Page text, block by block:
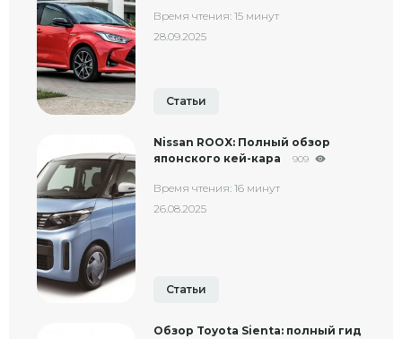
Время чтения: 15 минут
28.09.2025
Статьи
Nissan ROOX: Полный обзор
японского кей-кара
909
Время чтения: 16 минут
26.08.2025
Статьи
Обзор Toyota Sienta: полный гид